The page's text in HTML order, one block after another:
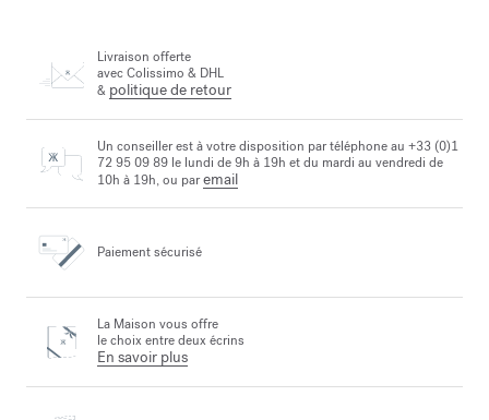
Livraison offerte
avec Colissimo & DHL
& politique de retour
Un conseiller est à votre disposition par téléphone au +33 (0)1
72 95 09 89 le lundi de 9h à 19h et du mardi au vendredi de
10h à 19h, ou paremail
Paiement sécurisé
La Maison vous offre
le choix entre deux écrins
En savoir plus